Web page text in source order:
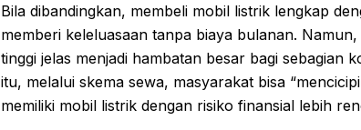
Bila dibandingkan, membeli mobil listrik lengkap
memberi keleluasaan tanpa biaya bulanan.
tinggi jelas menjadi hambatan besar bagi sebagian
itu, melalui skema sewa, masyarakat bisa
memiliki mobil listrik dengan risiko finansial lebih